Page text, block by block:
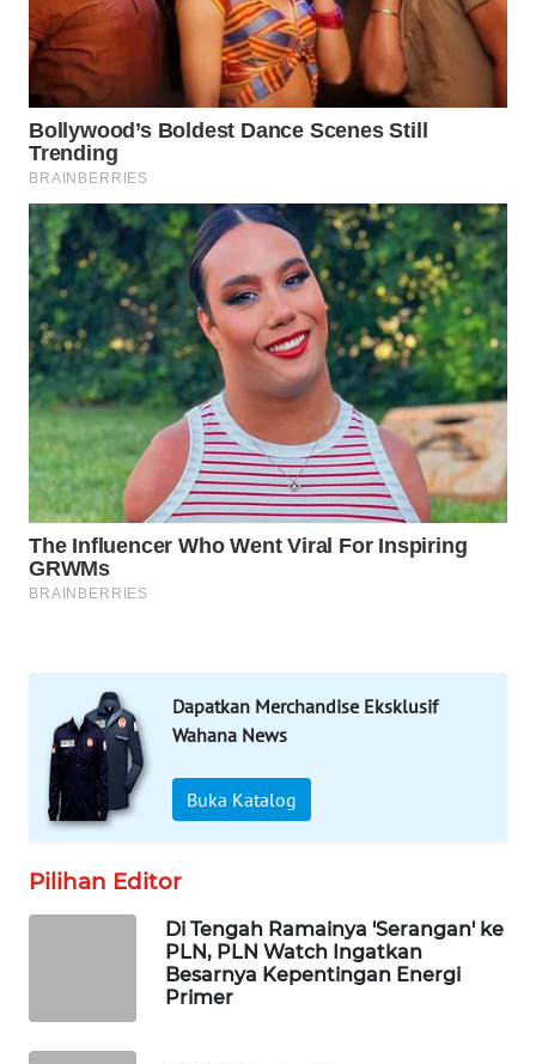
Dapatkan Merchandise Eksklusif
Wahana News
Buka Katalog
Pilihan Editor
Di Tengah Ramainya 'Serangan' ke
PLN, PLN Watch Ingatkan
Besarnya Kepentingan Energi
Primer
WAHANA
TANI
WAHANA
ADVOKAT
WAHANA
INFRASTRUKTUR
WAHANA
KONSUMEN
WAHANA
LISTRIK
WAHANA
TRAVEL
WAHANA
TV
WAHANANEWS
CO ID
WAHANANEWS
NET